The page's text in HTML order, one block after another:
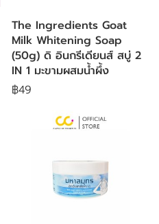
The Ingredients Goat
Milk Whitening Soap
(50g) ดิ อินกรีเดียนส์ สบู่ 2
IN 1 มะขามผสมน้ำผึ้ง
฿49